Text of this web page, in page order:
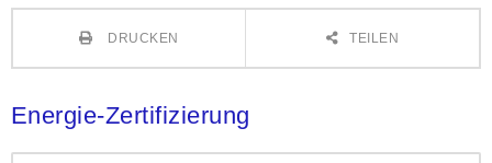
DRUCKEN TEILEN
Energie-Zertifizierung